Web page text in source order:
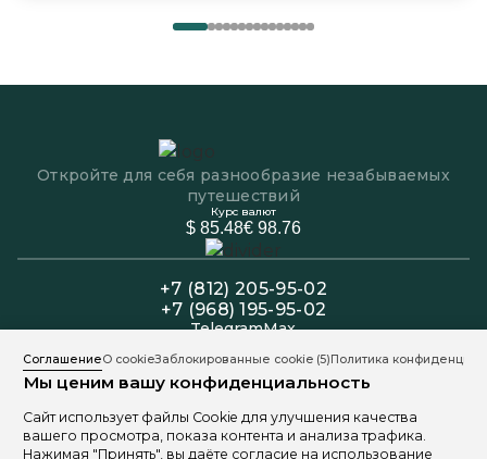
Откройте для себя разнообразие незабываемых
путешествий
Курс валют
$ 85.48€ 98.76
+7 (812) 205-95-02
+7 (968) 195-95-02
TelegramMax
Колл-центр: Пн-Вс 11:00 - 20:00
191025, Санкт-Петербург, ул. Марата 9
СоглашениеО cookieЗаблокированные cookie (5) Политика
Мы ценим вашу конфиденциальность
Сайт использует файлы Cookie для улучшения качества
вашего просмотра, показа контента и анализа трафика.
Нажимая "Принять", вы даёте согласие на использование